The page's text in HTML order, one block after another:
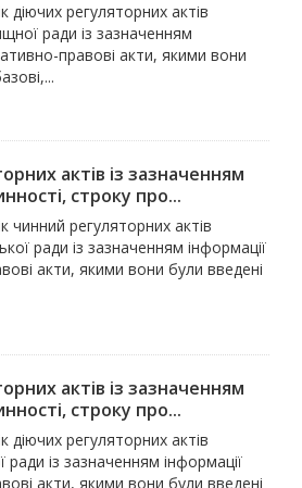
діючих регуляторних актів
ради із зазначенням
правові акти, якими вони
актів із зазначенням
строку про...
чинний регуляторних актів
ради із зазначенням інформації
акти, якими вони були введені
актів із зазначенням
строку про...
діючих регуляторних актів
із зазначенням інформації
акти, якими вони були введені